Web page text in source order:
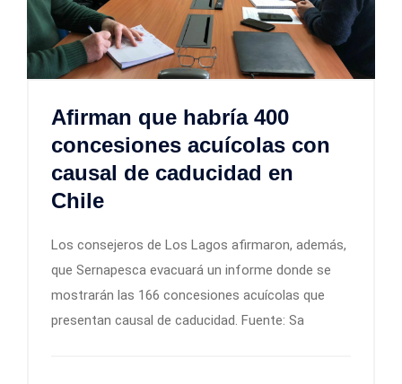
Afirman que habría 400
concesiones acuícolas con
causal de caducidad en
Chile
Los consejeros de Los Lagos afirmaron, además,
que Sernapesca evacuará un informe donde se
mostrarán las 166 concesiones acuícolas que
presentan causal de caducidad. Fuente: Sa